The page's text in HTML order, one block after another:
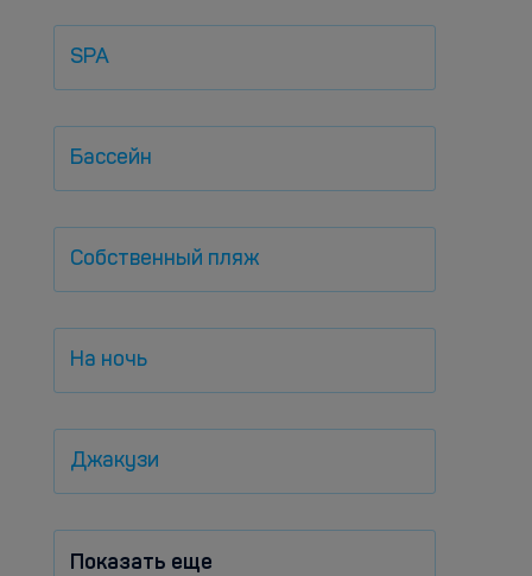
SPA
Бассейн
Собственный пляж
На ночь
Джакузи
Показать еще